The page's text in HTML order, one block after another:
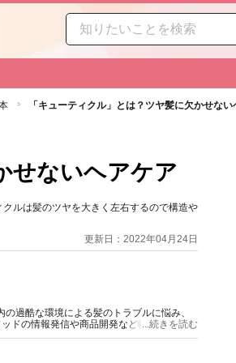
「キューティクル」とは？ツヤ髪に欠かせな
せないヘアケア
ルは髪のツヤを大きく左右するので構造や
更新日：2022年04月24日
過酷な環境による髪のトラブルに悩み、
ドの情報発信や商品開発など幅広く活動
...続きを読む